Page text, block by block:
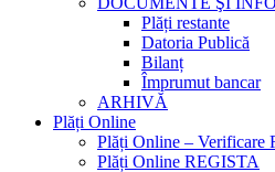
Plăți restante
Datoria Publică
Bilanț
Împrumut bancar
ARHIVĂ
Plăți Online
Plăți Online – Verificare
Plăți Online REGISTA